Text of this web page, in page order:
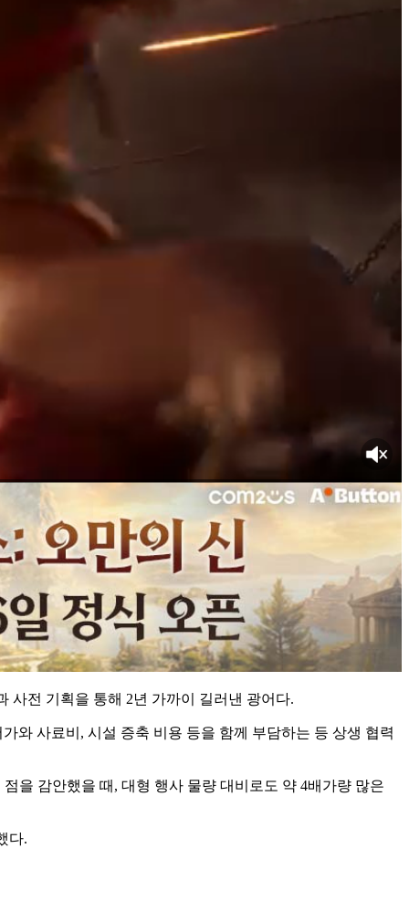
사전 기획을 통해 2년 가까이 길러낸 광어다.
와 사료비, 시설 증축 비용 등을 함께 부담하는 등 상생 협력
을 감안했을 때, 대형 행사 물량 대비로도 약 4배가량 많은
다.